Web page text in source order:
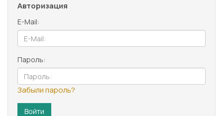
Авторизация
E-Mail:
Пароль:
Забыли пароль?